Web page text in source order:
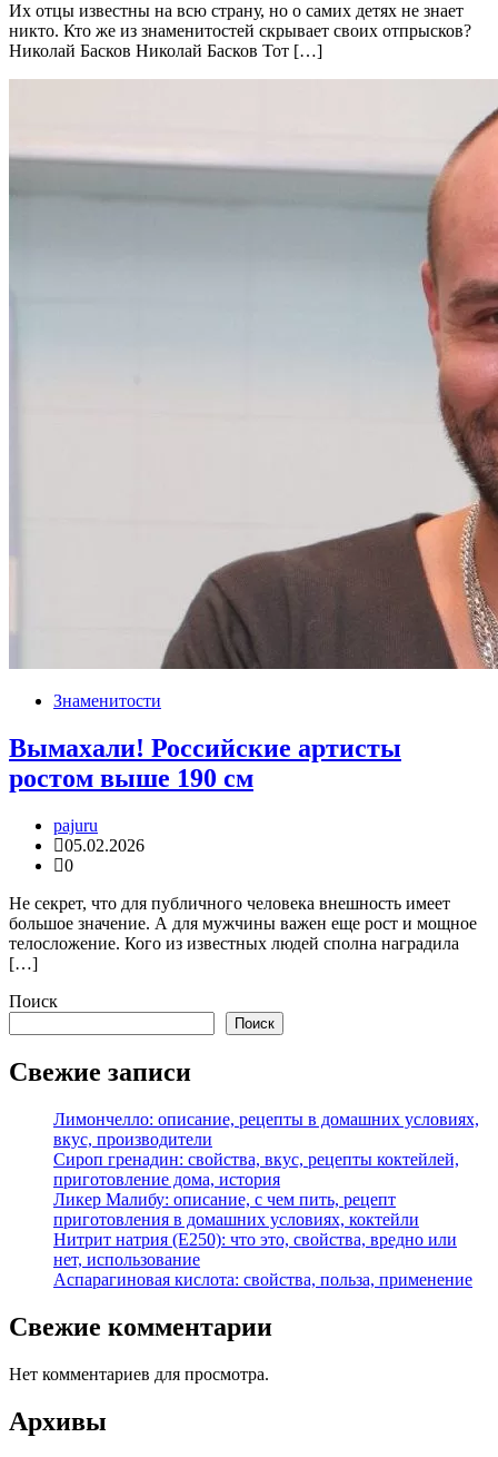
Их отцы известны на всю страну, но о самих детях не знает
никто. Кто же из знаменитостей скрывает своих отпрысков?
Николай Басков Николай Басков Тот […]
Знаменитости
Вымахали! Российские артисты
ростом выше 190 см
pajuru
05.02.2026
0
Не секрет, что для публичного человека внешность имеет
большое значение. А для мужчины важен еще рост и мощное
телосложение. Кого из известных людей сполна наградила
[…]
Поиск
Поиск
Свежие записи
Лимончелло: описание, рецепты в домашних условиях,
вкус, производители
Сироп гренадин: свойства, вкус, рецепты коктейлей,
приготовление дома, история
Ликер Малибу: описание, с чем пить, рецепт
приготовления в домашних условиях, коктейли
Нитрит натрия (Е250): что это, свойства, вредно или
нет, использование
Аспарагиновая кислота: свойства, польза, применение
Свежие комментарии
Нет комментариев для просмотра.
Архивы